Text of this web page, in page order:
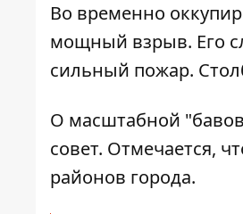
Во временно
мощный взрыв. Его
сильный пожар.
О масштабной
совет. Отмечается,
районов города.